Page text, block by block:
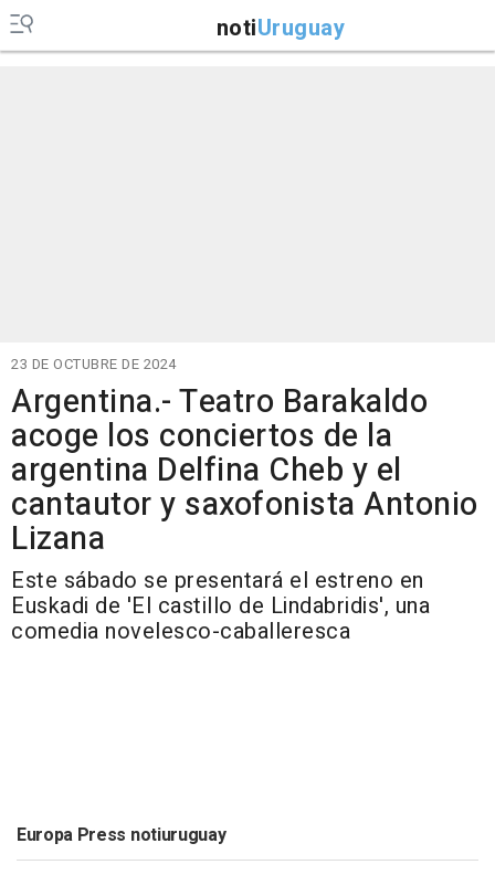
notiUruguay
23 DE OCTUBRE DE 2024
Argentina.- Teatro Barakaldo
acoge los conciertos de la
argentina Delfina Cheb y el
cantautor y saxofonista Antonio
Lizana
Este sábado se presentará el estreno en
Euskadi de 'El castillo de Lindabridis', una
comedia novelesco-caballeresca
Europa Press notiuruguay